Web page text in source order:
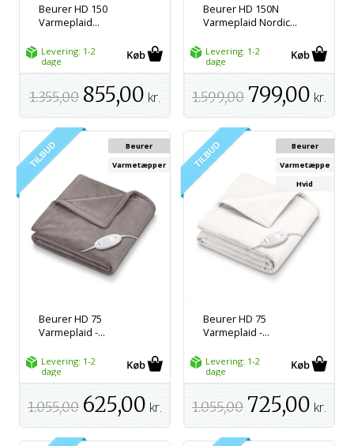
Beurer HD 150
Varmeplaid...
Levering: 1-2
dage
1.355,00 855,00 kr.
Beurer HD 150N
Varmeplaid Nordic...
Levering: 1-2
dage
1.599,00 799,00 kr.
Beurer HD 75
Varmeplaid -...
Beurer
Varmetæpper
Levering: 1-2
dage
1.055,00 625,00 kr.
Beurer HD 75
Varmeplaid -...
Beurer
Varmetæppe
Hvid
Levering: 1-2
dage
1.055,00 725,00 kr.